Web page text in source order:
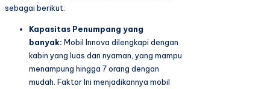
sebagai berikut:
Kapasitas Penumpang yang
banyak: Mobil Innova dilengkapi dengan
kabin yang luas dan nyaman, yang mampu
menampung hingga 7 orang dengan
mudah. Faktor Ini menjadikannya mobil